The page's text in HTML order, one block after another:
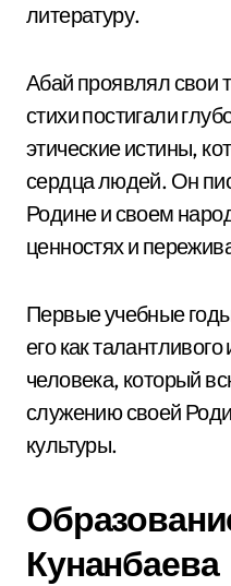
литературу.
Абай проявлял свои
стихи постигали
этические истины,
сердца людей. Он
Родине и своем
ценностях и
Первые учебные
его как
человека, который
служению своей
культуры.
Кунанбаева